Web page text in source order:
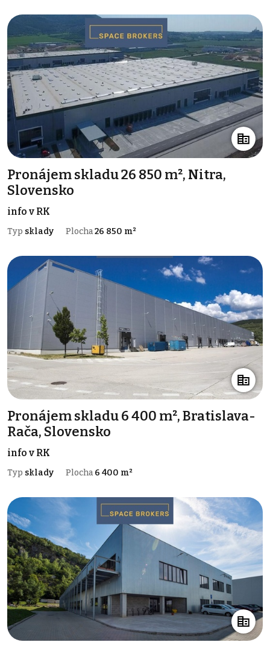
Pronájem skladu 26 850 m², Nitra,
Slovensko
info v RK
Typ sklady Plocha26 850 m²
Pronájem skladu 6 400 m², Bratislava-
Rača, Slovensko
info v RK
Typ sklady Plocha 6 400 m²